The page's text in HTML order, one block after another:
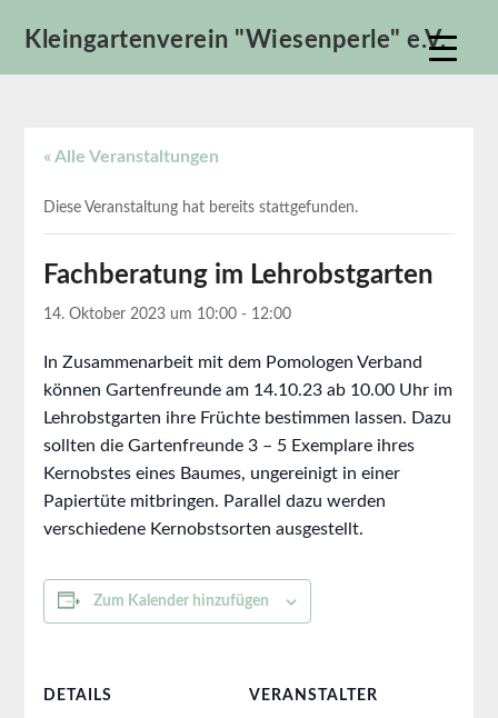
content
Kleingartenverein "Wiesenperle" e.V.
« Alle Veranstaltungen
Diese Veranstaltung hat bereits stattgefunden.
Fachberatung im Lehrobstgarten
14. Oktober 2023 um 10:00- 12:00
In Zusammenarbeit mit dem Pomologen Verband
können Gartenfreunde am 14.10.23 ab 10.00 Uhr im
Lehrobstgarten ihre Früchte bestimmen lassen. Dazu
sollten die Gartenfreunde 3 – 5 Exemplare ihres
Kernobstes eines Baumes, ungereinigt in einer
Papiertüte mitbringen. Parallel dazu werden
verschiedene Kernobstsorten ausgestellt.
Zum Kalender hinzufügen
DETAILS
VERANSTALTER